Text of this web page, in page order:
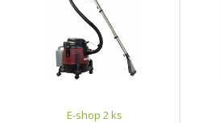
E-shop 2 ks